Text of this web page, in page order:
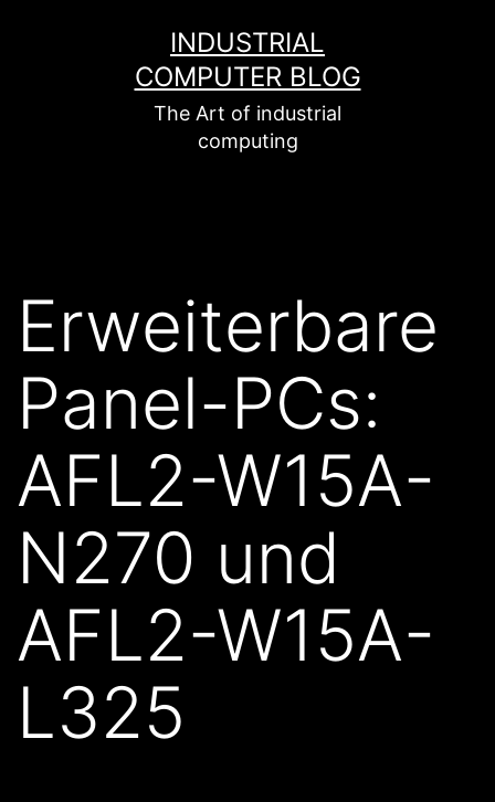
INDUSTRIAL
COMPUTER BLOG
The Art of industrial
computing
Erweiterbare
Panel-PCs:
AFL2-W15A-
N270 und
AFL2-W15A-
L325